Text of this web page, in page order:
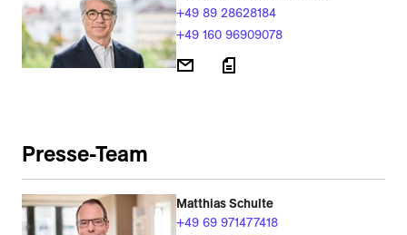
+49 89 28628184
+49 160 96909078
Presse-Team
Matthias Schulte
+49 69 971477418